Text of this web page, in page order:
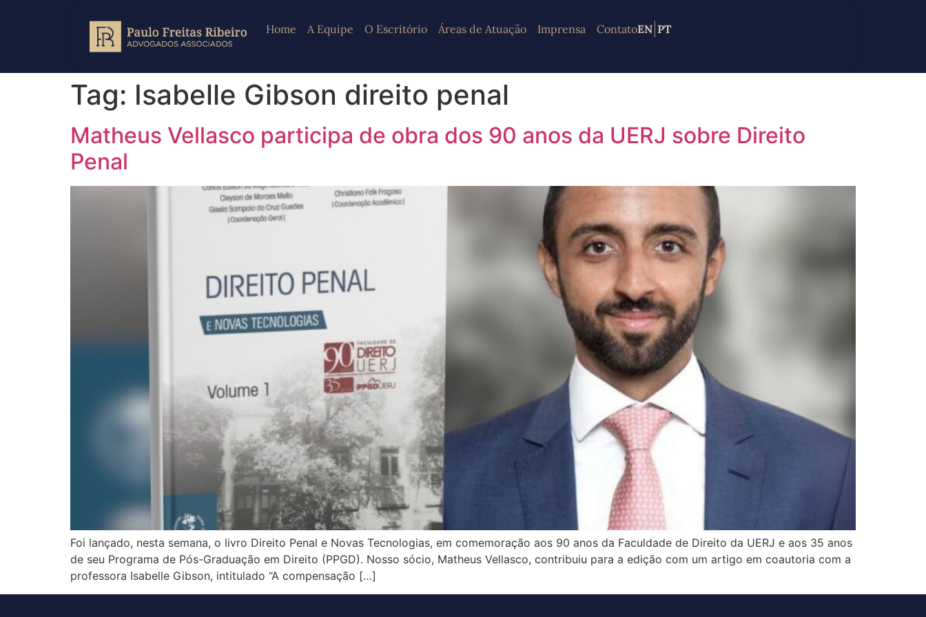
Home A Equipe O Escritório Áreas de Atuação Imprensa ContatoEN PT
Tag: Isabelle Gibson direito penal
Matheus Vellasco participa de obra dos 90 anos da UERJ sobre Direito
Penal
Foi lançado, nesta semana, o livro Direito Penal e Novas Tecnologias, em comemoração aos 90 anos da Faculdade de Direito da UERJ e aos 35 anos
de seu Programa de Pós-Graduação em Direito (PPGD). Nosso sócio, Matheus Vellasco, contribuiu para a edição com um artigo em coautoria com a
professora Isabelle Gibson, intitulado “A compensação […]